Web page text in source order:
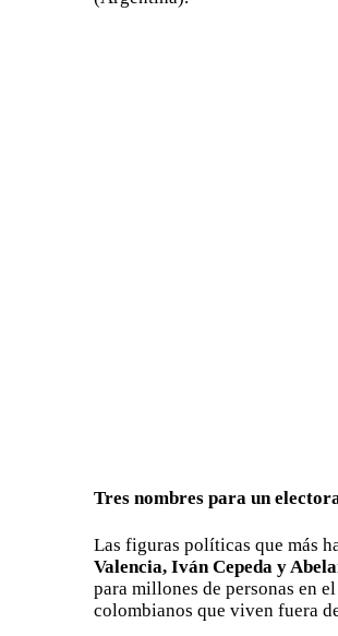
Tres nombres para un
Las figuras políticas que más
Valencia, Iván Cepeda y
para millones de personas en
colombianos que viven fuera